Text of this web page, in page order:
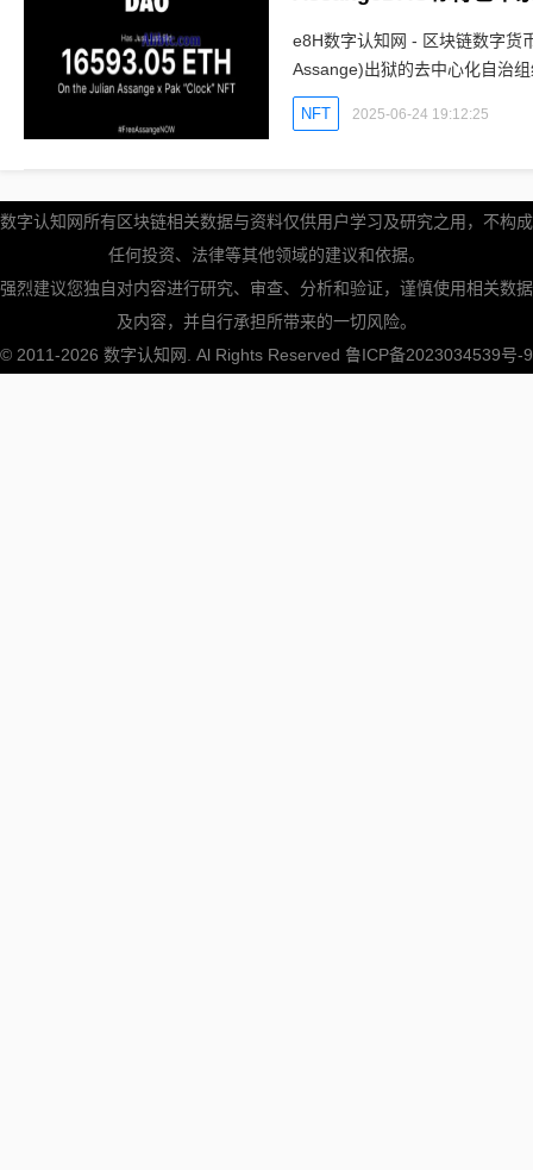
e8H数字认知网 - 区块链数字货
Assange)出狱的去中心化自治
阿桑奇本人合作推出的NFT系列
NFT 2025-06-24 19:12:25
数字认知网所有区块链相关数据与资料仅供用户学习及研究之用，不构成
任何投资、法律等其他领域的建议和依据。
强烈建议您独自对内容进行研究、审查、分析和验证，谨慎使用相关数据
及内容，并自行承担所带来的一切风险。
© 2011-2026 数字认知网 . Al Rights Reserved 鲁ICP备2023034539号-9